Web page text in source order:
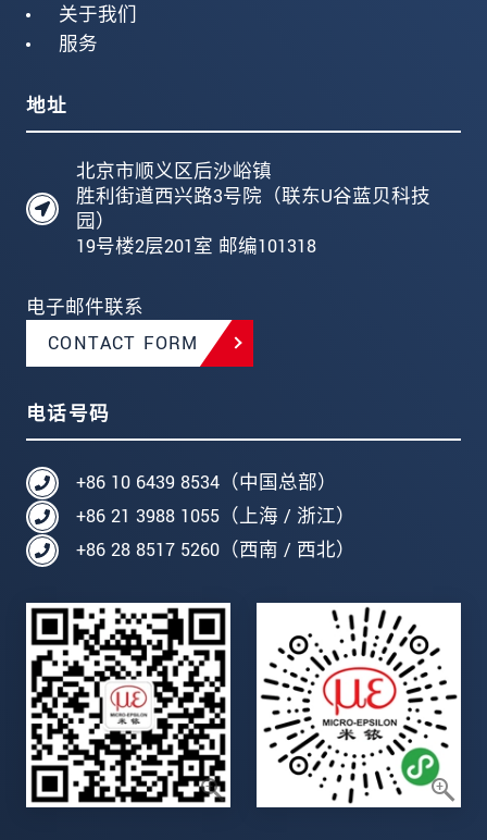
关于我们
服务
地址
北京市顺义区后沙峪镇
胜利街道西兴路3号院（联东U谷蓝贝科技
园）
19号楼2层201室 邮编101318
电子邮件联系
CONTACT FORM
电话号码
+86 10 6439 8534（中国总部）
+86 21 3988 1055（上海 / 浙江）
+86 28 8517 5260（西南 / 西北）